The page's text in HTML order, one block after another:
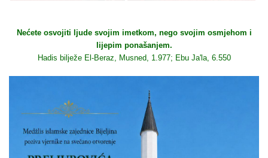
Nećete osvojiti ljude svojim imetkom, nego svojim osmjehom i
lijepim ponašanjem.
Hadis bilježe El-Beraz, Musned, 1.977; Ebu Ja'la, 6.550